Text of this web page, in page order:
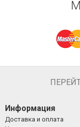
Информация
Доставка и оплата